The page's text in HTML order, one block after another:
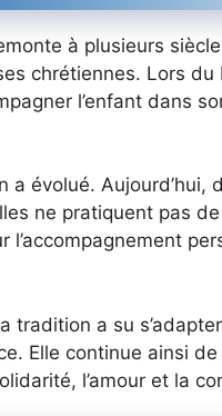
à plusieurs
chrétiennes. Lors
l’enfant dans
a évolué. Aujourd’hui,
ne pratiquent pas
tradition a su
Elle continue ainsi
l’amour et la